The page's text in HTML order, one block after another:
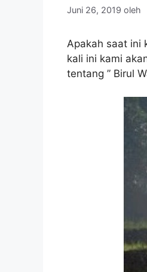
Juni 26, 2019 oleh
Apakah saat ini
kali ini kami
tentang ” Birul